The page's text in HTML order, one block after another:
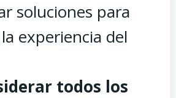
soluciones para
experiencia del
todos los